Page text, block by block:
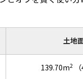
土地
139.70m2